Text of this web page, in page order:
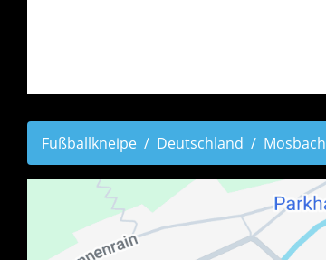
Fußballkneipe Deutschland Mosbach